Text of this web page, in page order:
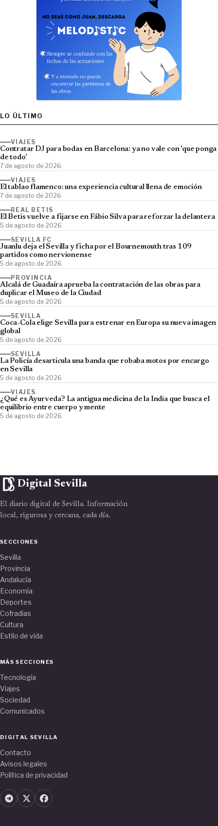
LO ÚLTIMO
VIAJES
Contratar DJ para bodas en Barcelona: ya no vale con 'que ponga
de todo'
7 de agosto de 2026
VIAJES
El tablao flamenco: una experiencia cultural llena de emoción
7 de agosto de 2026
REAL BETIS
El Betis vuelve a fijarse en Fábio Silva para reforzar la delantera
5 de agosto de 2026
SEVILLA FC
Juanlu deja el Sevilla y ficha por el Bournemouth tras 109
partidos como nervionense
5 de agosto de 2026
PROVINCIA
Alcalá de Guadaíra aprueba la contratación de las obras para
duplicar el Museo de la Ciudad
5 de agosto de 2026
SEVILLA
Coca-Cola elige Sevilla para estrenar en Europa su nueva imagen
global
5 de agosto de 2026
SEVILLA
La Policía desarticula una banda que robaba motos por encargo
en Sevilla
5 de agosto de 2026
VIAJES
¿Qué es Ayurveda? La antigua medicina de la India que busca el
equilibrio entre cuerpo y mente
5 de agosto de 2026
Digital Sevilla
El diario digital de Sevilla. Información
local, rigurosa y cercana, cada día.
SECCIONES
Sevilla
Provincia
Andalucía
Economía
Deportes
Cofradías
Cultura
Estilo de vida
MÁS SECCIONES
Tecnología
Viajes
Sociedad
Comunicados
DIGITAL SEVILLA
Contacto
Avisos legales
Política de privacidad